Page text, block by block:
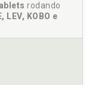
rodando
LEV, KOBO e